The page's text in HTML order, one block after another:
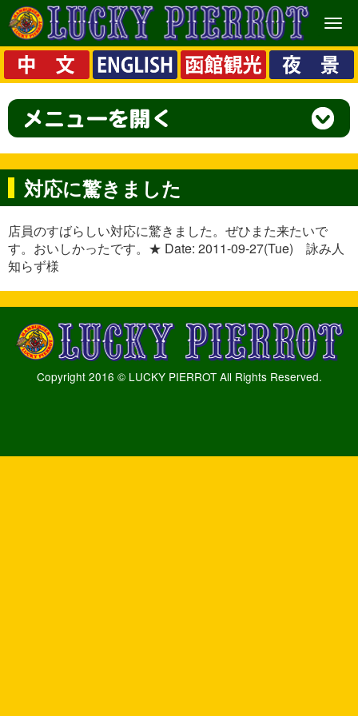
メ
ニ
ュ
ー
対応に驚きました
店員のすばらしい対応に驚きました。ぜひまた来たいで
す。おいしかったです。★ Date: 2011-09-27(Tue) 詠み人
知らず様
Copyright 2016 © LUCKY PIERROT All Rights Reserved.